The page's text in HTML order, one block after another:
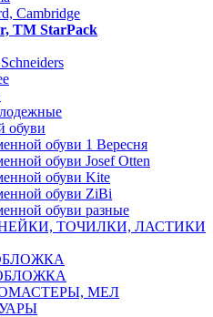
Cambridge
TM StarPack
обуви
обуви 1 Вересня
обуви Josef Otten
обуви Kite
обуви ZiBi
обуви разные
ТОЧИЛКИ, ЛАСТИКИ
МЕЛ